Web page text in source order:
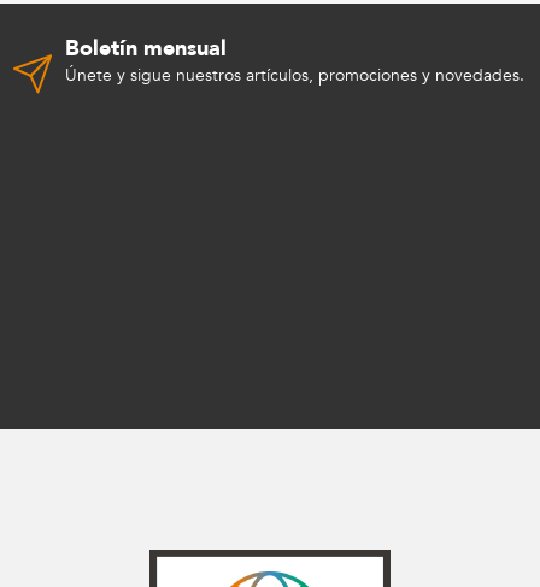
Boletín mensual
Únete y sigue nuestros artículos, promociones y novedades.